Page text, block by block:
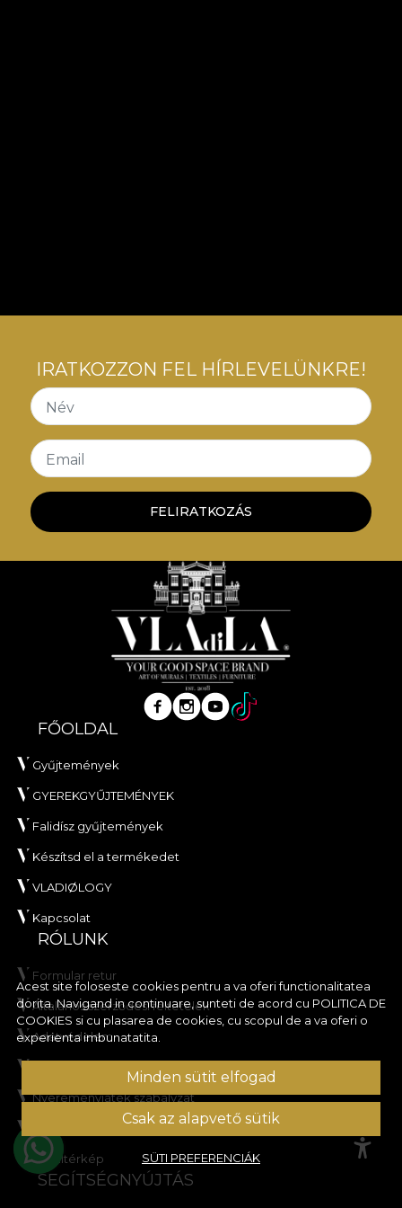
Acest site foloseste cookies pentru a va oferi functionalitatea
dorita. Navigand in continuare, sunteti de acord cu POLITICA DE
COOKIES si cu plasarea de cookies, cu scopul de a va oferi o
experienta imbunatatita.
Minden sütit elfogad
Csak az alapvető sütik
SÜTI PREFERENCIÁK
IRATKOZZON FEL HÍRLEVELÜNKRE!
Név
Email
FELIRATKOZÁS
FŐOLDAL
Gyűjtemények
GYEREKGYŰJTEMÉNYEK
Falidísz gyűjtemények
Készítsd el a termékedet
VLADIØLOGY
Kapcsolat
RÓLUNK
Formular retur
Általános szerződési feltételek
Adatvédelem
Nyereményjáték szabályzat
Cookie-szabályzat
Oldaltérkép
SEGÍTSÉGNYÚJTÁS